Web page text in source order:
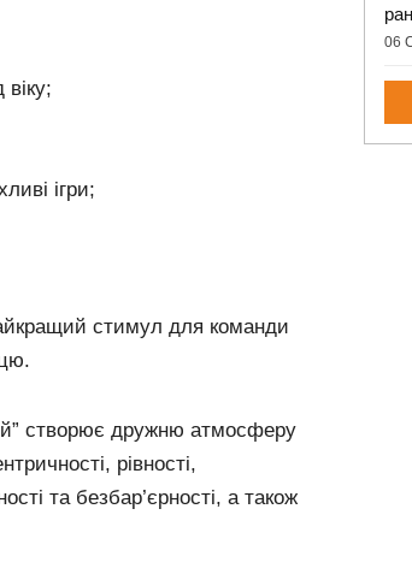
ігри;
стимул для команди
створює дружню атмосферу
рівності,
та безбар’єрності, а також
06